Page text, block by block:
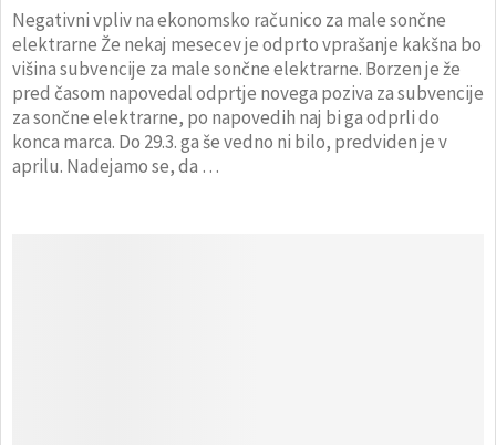
Negativni vpliv na ekonomsko računico za male sončne
elektrarne Že nekaj mesecev je odprto vprašanje kakšna bo
višina subvencije za male sončne elektrarne. Borzen je že
pred časom napovedal odprtje novega poziva za subvencije
za sončne elektrarne, po napovedih naj bi ga odprli do
konca marca. Do 29.3. ga še vedno ni bilo, predviden je v
aprilu. Nadejamo se, da …